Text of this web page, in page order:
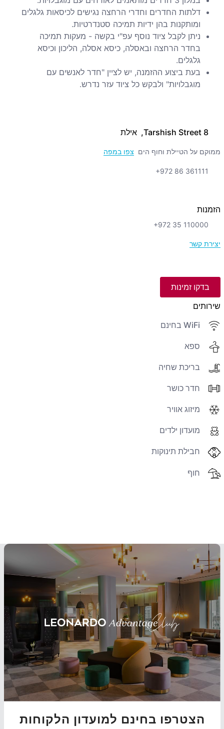
8 Tarshish Street, אילת
ממוקם על הטיילת וחוף הים צפו במפה
+972 86 361111
הזמנות
+972 35 110000
יצירת קשר
בדקו זמינות
שירותים
WiFi בחינם
ספא
בריכת שחיה
חדר כושר
מיזוג אוויר
מועדון ילדים
חבילת תינוקות
חוף
דלתות החדרים וחדרי הרחצה נגישים לכיסאות גלגלים
ומותקנות בהן ידיות תמיכה סטנדרטיות.
ניתן לקבל ציוד נוסף עפ"י בקשה - מעקות תמיכה
בחדר הרחצה ובאסלה, כיסא אסלה, הליכון וכיסא
גלגלים.
בעת ביצוע ההזמנה, יש לציין "חדר לאנשים עם
מוגבלויות" ולבקש כל ציוד עזר נדרש.
הצטרפו בחינם למועדון הלקוחות